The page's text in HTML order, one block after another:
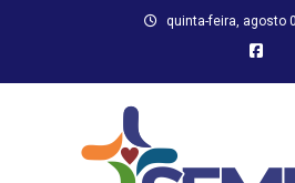
quinta-feira, agosto